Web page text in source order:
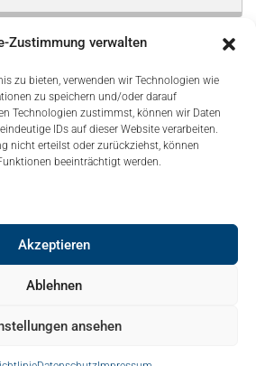
Zustimmung verwalten
zu bieten, verwenden wir Technologien wie
zu speichern und/oder darauf
Technologien zustimmst, können wir Daten
IDs auf dieser Website verarbeiten.
nicht erteilst oder zurückziehst, können
beeinträchtigt werden.
Akzeptieren
Ablehnen
ansehen